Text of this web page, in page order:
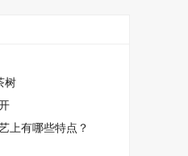
树
上有哪些特点？